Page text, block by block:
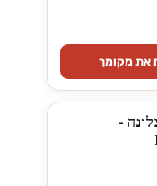
את מקומך
-